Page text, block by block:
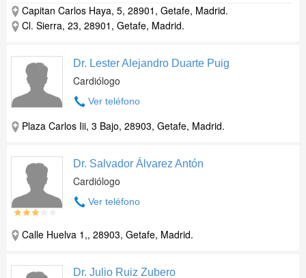
Capitan Carlos Haya, 5, 28901, Getafe, Madrid.
Cl. Sierra, 23, 28901, Getafe, Madrid.
Dr. Lester Alejandro Duarte Puig
Cardiólogo
Ver teléfono
Plaza Carlos Iii, 3 Bajo, 28903, Getafe, Madrid.
Dr. Salvador Álvarez Antón
Cardiólogo
Ver teléfono
Calle Huelva 1,, 28903, Getafe, Madrid.
Dr. Julio Ruiz Zubero